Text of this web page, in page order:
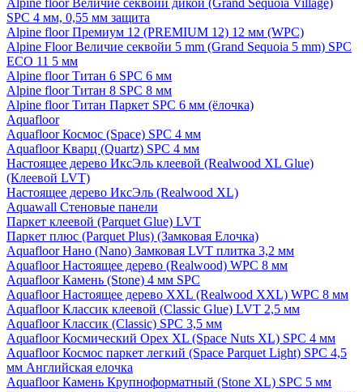
Alpine floor Величие секвойи дикой (Grand Sequoia Village)
SPC 4 мм, 0,55 мм защита
Alpine floor Премиум 12 (PREMIUM 12) 12 мм (WPC)
Alpine Floor Величие секвойи 5 mm (Grand Sequoia 5 mm) SPC
ECO 11 5 мм
Alpine floor Титан 6 SPC 6 мм
Alpine floor Титан 8 SPC 8 мм
Alpine floor Титан Паркет SPC 6 мм (ёлочка)
Aquafloor
Aquafloor Космос (Space) SPC 4 мм
Aquafloor Кварц (Quartz) SPC 4 мм
Настоящее дерево ИксЭль клеевой (Realwood XL Glue)
(Клеевой LVT)
Настоящее дерево ИксЭль (Realwood XL)
Aquawall Стеновые панели
Паркет клеевой (Parquet Glue) LVT
Паркет плюс (Parquet Plus) (Замковая Елочка)
Aquafloor Нано (Nano) Замковая LVT плитка 3,2 мм
Aquafloor Настоящее дерево (Realwood) WPC 8 мм
Aquafloor Камень (Stone) 4 мм SPC
Aquafloor Настоящее дерево XXL (Realwood XXL) WPC 8 мм
Aquafloor Классик клеевой (Classic Glue) LVT 2,5 мм
Aquafloor Классик (Classic) SPC 3,5 мм
Aquafloor Космический Орех XL (Space Nuts XL) SPC 4 мм
Aquafloor Космос паркет легкий (Space Parquet Light) SPC 4,5
мм Английская елочка
Aquafloor Камень Крупноформатный (Stone XL) SPC 5 мм